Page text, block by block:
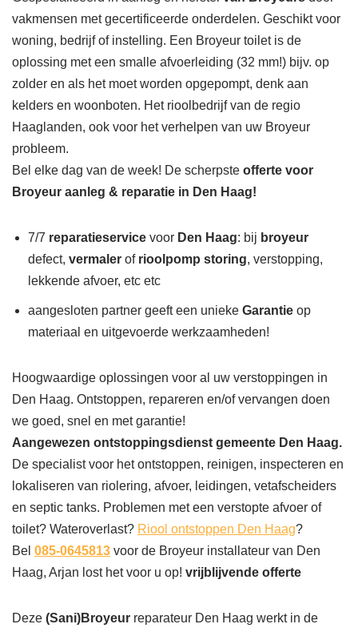
vakmensen met gecertificeerde onderdelen. Geschikt voor
woning, bedrijf of instelling. Een Broyeur toilet is de
oplossing met een smalle afvoerleiding (32 mm!) bijv. op
zolder en als het moet worden opgepompt, denk aan
kelders en woonboten. Het rioolbedrijf van de regio
Haaglanden, ook voor het verhelpen van uw Broyeur
probleem.
Bel elke dag van de week! De scherpste offerte voor
Broyeur aanleg & reparatie in Den Haag!
7/7 reparatieservice voor Den Haag: bij broyeur
defect, vermaler of rioolpomp storing, verstopping,
lekkende afvoer, etc etc
aangesloten partner geeft een unieke Garantie op
materiaal en uitgevoerde werkzaamheden!
Hoogwaardige oplossingen voor al uw verstoppingen in
Den Haag. Ontstoppen, repareren en/of vervangen doen
we goed, snel en met garantie!
Aangewezen ontstoppingsdienst gemeente Den Haag.
De specialist voor het ontstoppen, reinigen, inspecteren en
lokaliseren van riolering, afvoer, leidingen, vetafscheiders
en septic tanks. Problemen met een verstopte afvoer of
toilet? Wateroverlast? Riool ontstoppen Den Haag?
Bel 085-0645813 voor de Broyeur installateur van Den
Haag, Arjan lost het voor u op! vrijblijvende offerte
Deze (Sani)Broyeur reparateur Den Haag werkt in de